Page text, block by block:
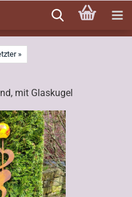
»
mit Glaskugel